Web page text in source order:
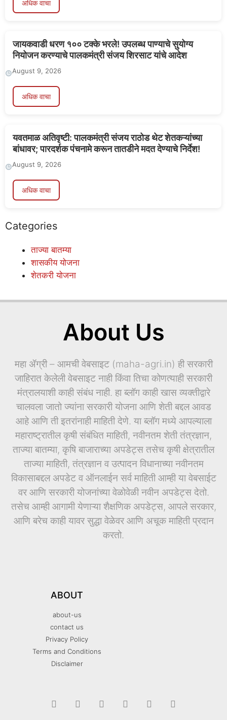
August 9, 2026
यवतमाळ अतिवृष्टी: पालकमंत्री संजय राठोड थेट शेतकऱ्यांच्या
बांधावर; पारदर्शक पंचनामे करून तातडीने मदत देण्याचे निर्देश!
August 9, 2026
Categories
ताज्या बातम्या
शासकीय योजना
About Us
महा ॲग्री – आमची वेबसाइट (maha-agri.in) ही सरकारी
मंत्रालयाशी काही संबंध नाही. हा ब्लॉग काही खास व्यक्तीद्वारे
चालवला जातो ज्यांना सरकारी योजना आणि शेती बद्दल आवड
आहे आणि ती इतरांनाही माहिती देणे. या ब्लॉग मध्ये आपल्याला
महाराष्ट्रातील कृषी संबंधित माहिती, नवीनतम शेती तंत्रज्ञान,
ताज्या बातम्या, कृषि बाजाराच्या अपडेट्स तसेच कृषी क्षेत्रातील
ताज्या माहिती, तंत्रज्ञान व उत्पादन विधानाच्या नवीनतम
विकासाबद्दल अपडेट व ऑनलाईन सर्व माहिती आम्ही या वेबसाईट
वर आणि सरकारी योजनांच्या वेळोवेळी नवीन अपडेट्स देतो.
तसेच आम्ही आगामी येणाऱ्या शैक्षणिक अपडेट्स, आपले सरकार,
आणि बरेच काही यावर सुद्धा वेळेवर आणि अचूक माहिती प्रदान
करतो.
Disclaimer
MAHA AGRI © 2026 All rights reserved